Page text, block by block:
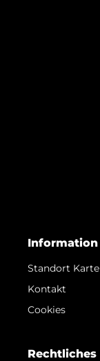
Information
Standort Karte
Kontakt
Cookies
Rechtliches